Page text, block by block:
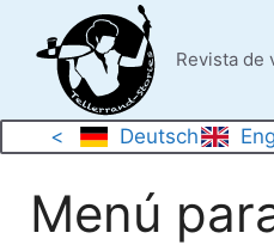
contenido
Revista de
< Deutsch
Menú